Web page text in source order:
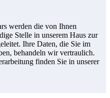
werden die von Ihnen
Stelle in unserem Haus zur
Ihre Daten, die Sie im
behandeln wir vertraulich.
finden Sie in unserer